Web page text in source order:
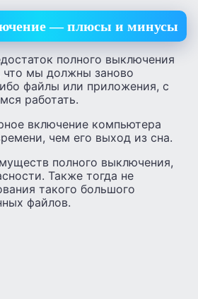
— плюсы и минусы
полного выключения
мы должны заново
файлы или приложения, с
работать.
включение компьютера
чем его выход из сна.
полного выключения,
Также тогда не
такого большого
файлов.